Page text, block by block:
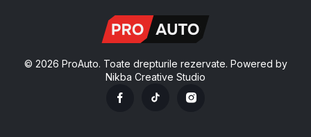
© 2026 ProAuto. Toate drepturile rezervate. Powered by
Nikba Creative Studio